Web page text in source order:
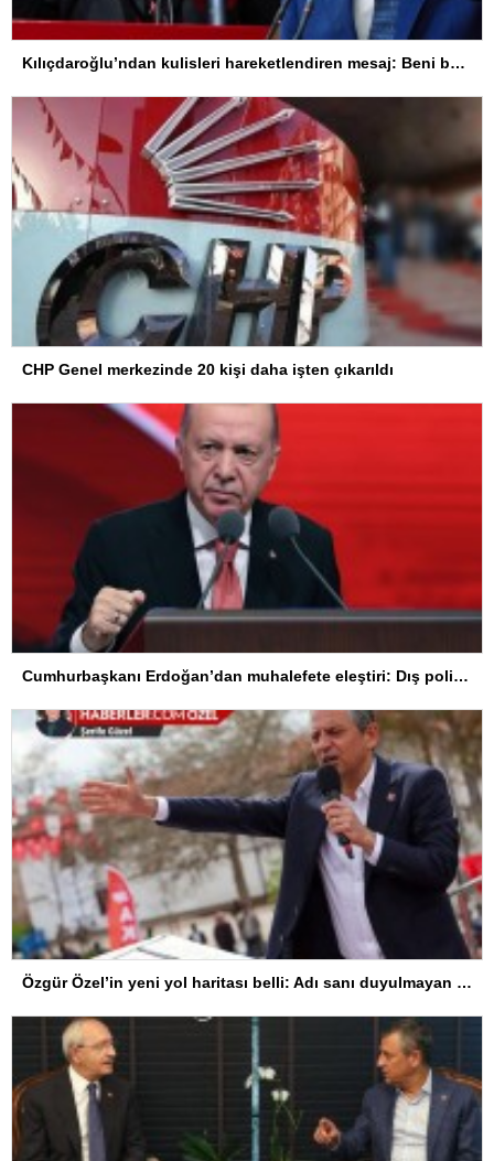
Kılıçdaroğlu’ndan kulisleri hareketlendiren mesaj: Beni bekleyin, sakın başka partiye gitmeyin
CHP Genel merkezinde 20 kişi daha işten çıkarıldı
Cumhurbaşkanı Erdoğan’dan muhalefete eleştiri: Dış politikayı bırakın, gidin koltuk peşinde koşun
Özgür Özel’in yeni yol haritası belli: Adı sanı duyulmayan parti ile seçime girecek